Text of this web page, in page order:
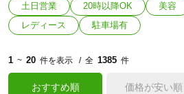
土日営業 20時以降OK 美容
レディース
駐車場有
1 ~ 20 件を表示 全 1385 件
おすすめ順 価格が安い順